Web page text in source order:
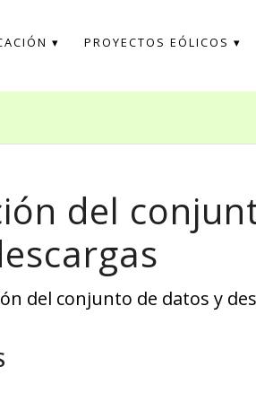
PROYECTOS EÓLICOS
del
del conjunto de datos y